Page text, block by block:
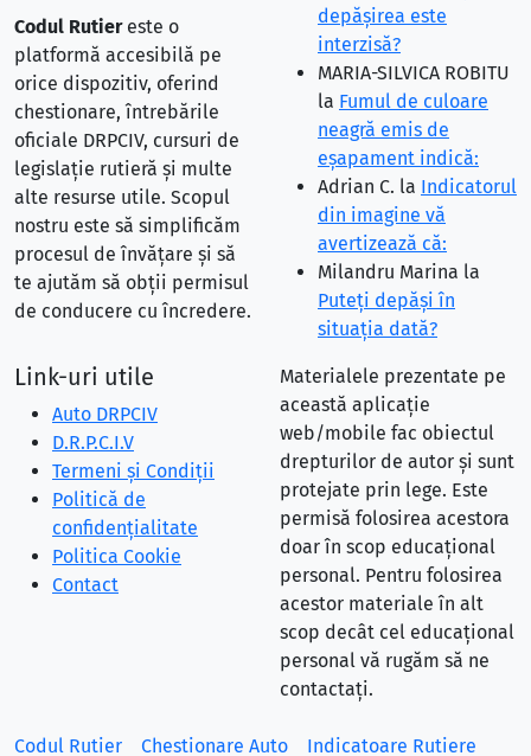
Codul Rutiereste o
platformă accesibilă pe
orice dispozitiv, oferind
chestionare, întrebările
oficiale DRPCIV, cursuri de
legislație rutieră și multe
alte resurse utile. Scopul
nostru este să simplificăm
procesul de învățare și să
te ajutăm să obții permisul
de conducere cu încredere.
depăşirea este
interzisă?
MARIA-SILVICA ROBITU
la Fumul de culoare
neagră emis de
eşapament indică:
Adrian C. la Indicatorul
din imagine vă
avertizează că:
Milandru Marina la
Puteţi depăşi în
situaţia dată?
Link-uri utile
Auto DRPCIV
D.R.P.C.I.V
Termeni și Condiții
Politică de
confidențialitate
Politica Cookie
Contact
Materialele prezentate pe
această aplicație
web/mobile fac obiectul
drepturilor de autor și sunt
protejate prin lege. Este
permisă folosirea acestora
doar în scop educațional
personal. Pentru folosirea
acestor materiale în alt
scop decât cel educațional
personal vă rugăm să ne
contactați.
Codul Rutier Chestionare Auto Indicatoare Rutiere